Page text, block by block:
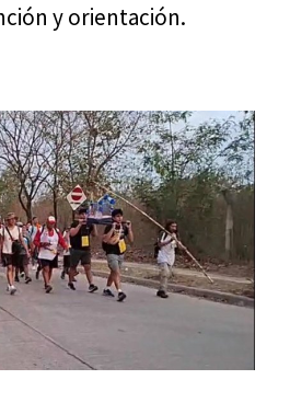
y orientación.